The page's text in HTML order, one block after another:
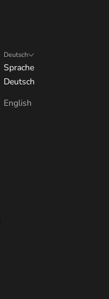
Deutsch
Sprache
Deutsch
English